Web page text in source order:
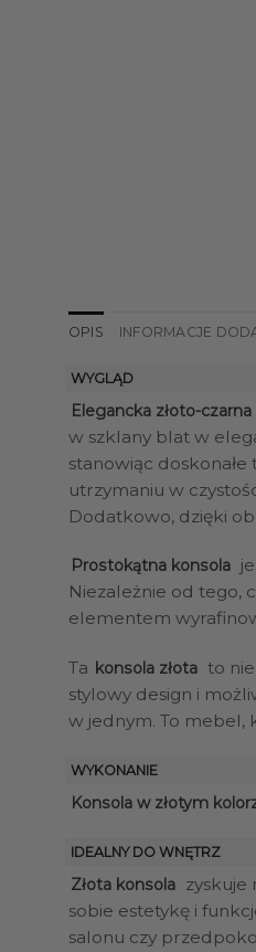
OPIS INFORMACJE
WYGLĄD
Elegancka złoto-
w szklany blat w
stanowiąc
utrzymaniu w
Dodatkowo, dzięki
Prostokątna konsola
Niezależnie od tego,
elementem
Ta konsola złota to
stylowy design i
w jednym. To mebel,
WYKONANIE
Konsola w złotym
IDEALNY DO WNĘTRZ
Złota konsola zyskuje
sobie estetykę i
salonu czy